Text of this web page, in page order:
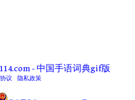
- 中国手语词典gif版
议 隐私政策